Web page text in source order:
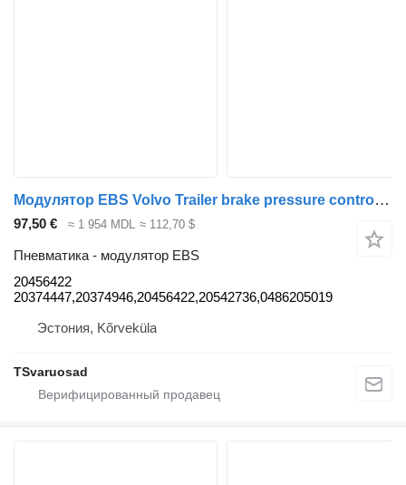
Модулятор EBS Volvo Trailer brake pressure control 20456422 для тягача Volvo FH12
97,50 € ≈ 1 954 MDL ≈ 112,70 $
Пневматика - модулятор EBS
20456422
20374447,20374946,20456422,20542736,0486205019
Эстония, Kõrveküla
TSvaruosad